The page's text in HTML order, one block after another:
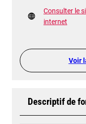
Consulter le
internet
Voir
Descriptif de